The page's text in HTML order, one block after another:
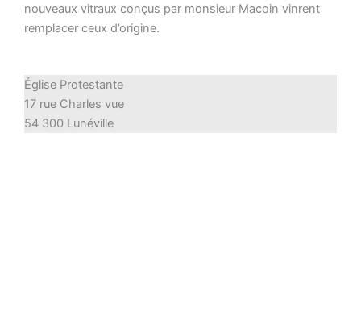
nouveaux vitraux conçus par monsieur Macoin vinrent
remplacer ceux d’origine.
Église Protestante
17 rue Charles vue
54 300 Lunéville